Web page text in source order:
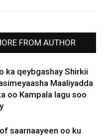
FROM AUTHOR
ka qeybgashay Shirkii
Maaliyadda
oo Kampala lagu soo
saarnaayeen oo ku